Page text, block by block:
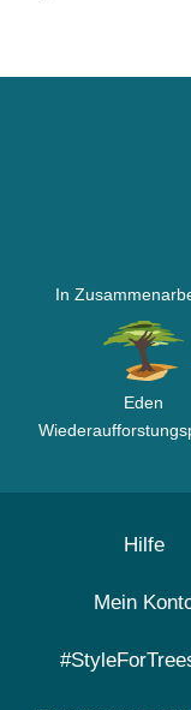
In
Eden
Hilfe
Mein